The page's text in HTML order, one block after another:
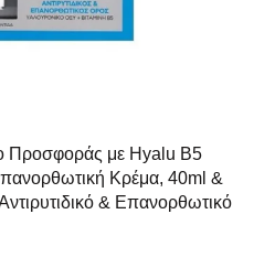
Προσφοράς με Hyalu B5
Κρέμα, 40ml &
& Επανορθωτικό